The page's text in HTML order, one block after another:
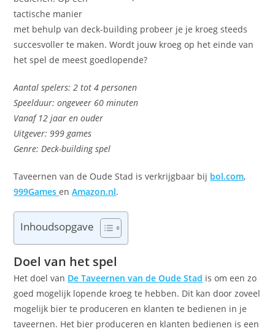
tactische manier
met behulp van deck-building probeer je je kroeg steeds
succesvoller te maken. Wordt jouw kroeg op het einde van
het spel de meest goedlopende?
Aantal spelers: 2 tot 4 personen
Speelduur: ongeveer 60 minuten
Vanaf 12 jaar en ouder
Uitgever: 999 games
Genre: Deck-building spel
Taveernen van de Oude Stad is verkrijgbaar bij bol.com,
999GamesenAmazon.nl.
Inhoudsopgave
Doel van het spel
Het doel van De Taveernen van de Oude Stad is om een zo
goed mogelijk lopende kroeg te hebben. Dit kan door zoveel
mogelijk bier te produceren en klanten te bedienen in je
taveernen. Het bier produceren en klanten bedienen is een